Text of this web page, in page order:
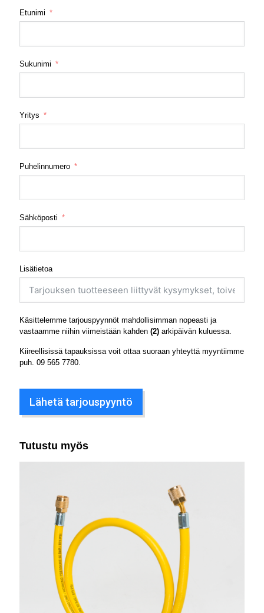
Etunimi
Sukunimi
Yritys
Puhelinnumero
Sähköposti
Lisätietoa
Käsittelemme tarjouspyynnöt mahdollisimman nopeasti ja
vastaamme niihin viimeistään kahden (2) arkipäivän kuluessa.
Kiireellisissä tapauksissa voit ottaa suoraan yhteyttä myyntiimme
puh. 09 565 7780
Lähetä tarjouspyyntö
Tutustu myös